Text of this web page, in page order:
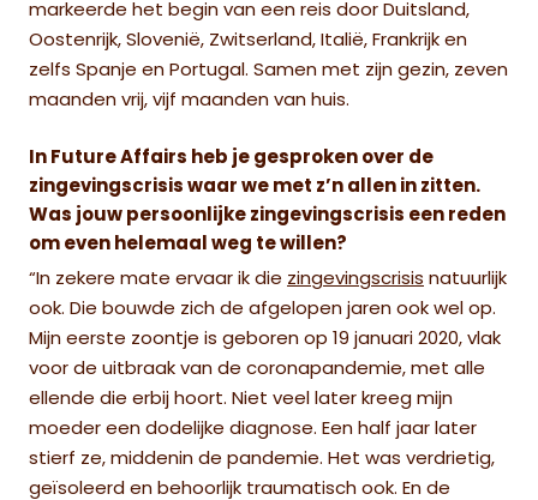
markeerde het begin van een reis door Duitsland,
Oostenrijk, Slovenië, Zwitserland, Italië, Frankrijk en
zelfs Spanje en Portugal. Samen met zijn gezin, zeven
maanden vrij, vijf maanden van huis.
In Future Affairs heb je gesproken over de
zingevingscrisis waar we met z’n allen in zitten.
Was jouw persoonlijke zingevingscrisis een reden
om even helemaal weg te willen?
“In zekere mate ervaar ik die zingevingscrisis natuurlijk
ook. Die bouwde zich de afgelopen jaren ook wel op.
Mijn eerste zoontje is geboren op 19 januari 2020, vlak
voor de uitbraak van de coronapandemie, met alle
ellende die erbij hoort. Niet veel later kreeg mijn
moeder een dodelijke diagnose. Een half jaar later
stierf ze, middenin de pandemie. Het was verdrietig,
geïsoleerd en behoorlijk traumatisch ook. En de